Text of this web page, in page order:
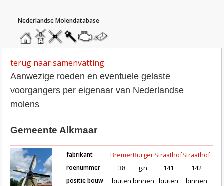
homemolendatabase
roedendatabase
assendatabase
motorendatabase
stuur
een
terug naar samenvatting
Aanwezige roeden en eventuele gelaste
voorgangers per eigenaar van Nederlandse
molens
Gemeente Alkmaar
fabrikant
roenummer
positie bouw
Bremer
38
buiten
Burger
g.n.
binnen
Straathof
141
buiten
Straathof
142
binnen